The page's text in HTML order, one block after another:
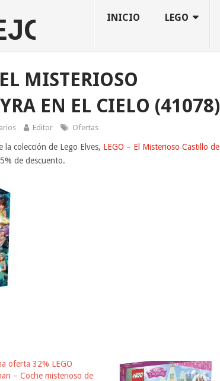
INICIO LEGO
MISTERIOSO
EN EL CIELO (41078)
Editor Ofertas
colección de Lego Elves, LEGO – El Misterioso Castillo de
de descuento.
oferta 32% LEGO
– Coche misterioso de